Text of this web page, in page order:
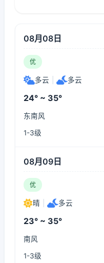
08月08日
优
多云 多云
24° ~ 35°
东南风
1-3级
08月09日
优
晴 多云
23° ~ 35°
南风
1-3级